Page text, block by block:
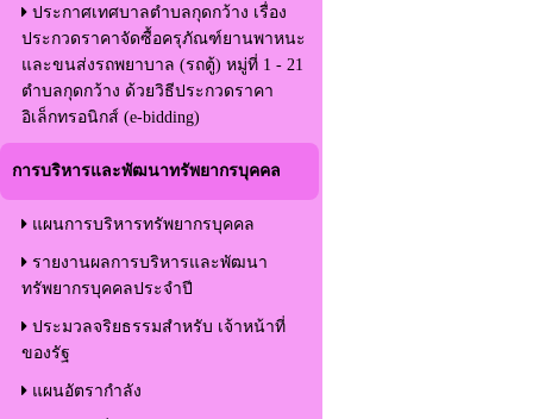
ประกาศเทศบาลตำบลกุดกว้าง เรื่อง
ประกวดราคาจัดซื้อครุภัณฑ์ยานพาหนะ
และขนส่งรถพยาบาล (รถตู้) หมู่ที่ 1 - 21
ตำบลกุดกว้าง ด้วยวิธีประกวดราคา
อิเล็กทรอนิกส์ (e-bidding)
การบริหารและพัฒนาทรัพยากรบุคคล
แผนการบริหารทรัพยากรบุคคล
รายงานผลการบริหารและพัฒนา
ทรัพยากรบุคคลประจำปี
ประมวลจริยธรรมสำหรับ เจ้าหน้าที่
ของรัฐ
แผนอัตรากำลัง